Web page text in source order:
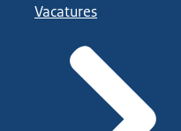
Vacatures